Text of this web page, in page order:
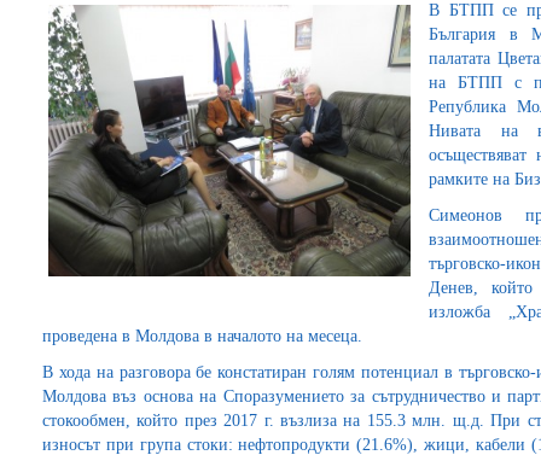
В БТПП се
България в
палатата
на БТПП с
Република
Нивата на
рамките на
Симеонов
търговско-
Денев,
изложба
проведена в Молдова в началото на месеца.
В хода на разговора бе констатиран голям потенциал в
Молдова въз основа на Споразумението за сътрудничество и
стокообмен, който през 2017 г. възлиза на 155.3 млн. щ.д. При
износът при група стоки: нефтопродукти (21.6%), жици, кабели